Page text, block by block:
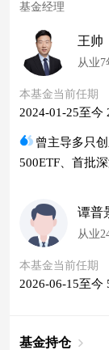
基金经理
王帅
从业7
本基金当前任期
2024-01-25至今
曾主导多只
500ETF、首批
谭普
从业
本基金当前任期
2026-06-15至今
基金持仓